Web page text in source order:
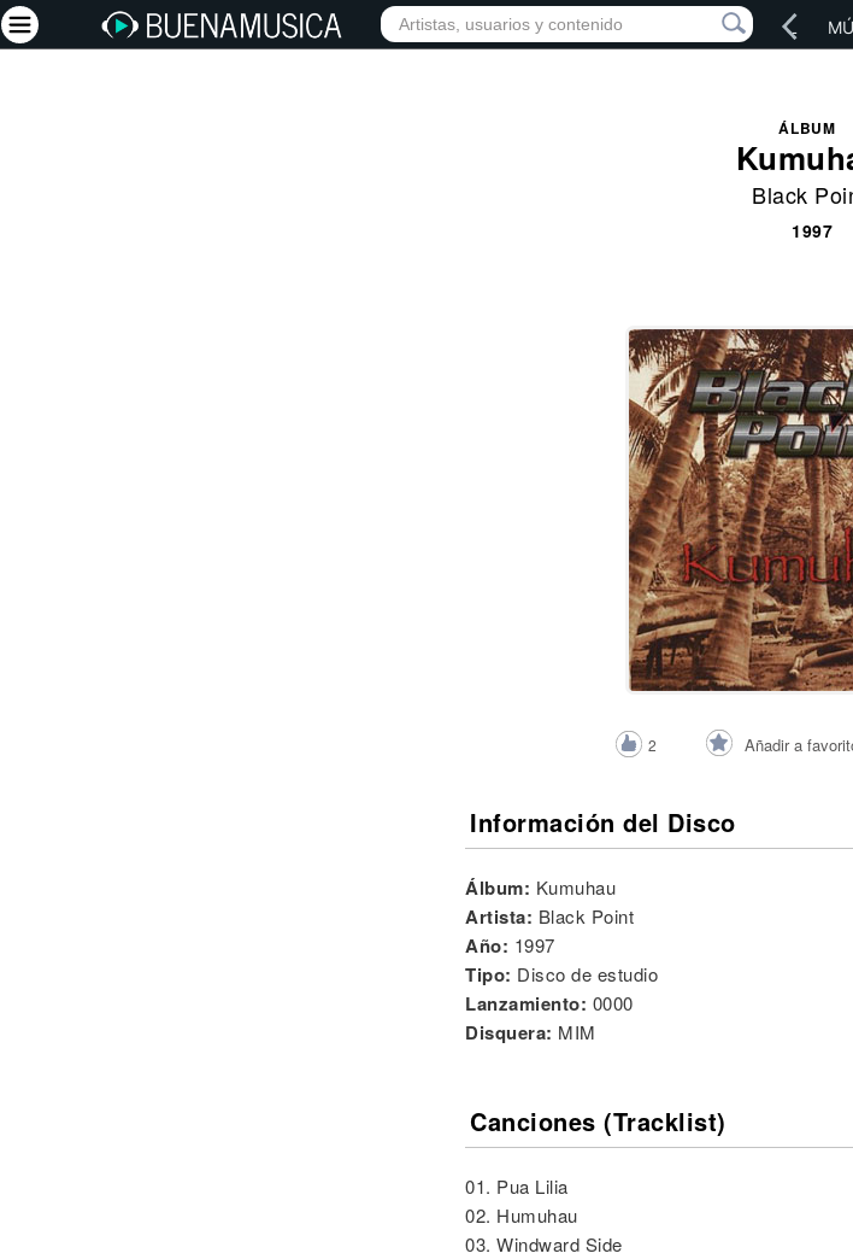
INICIO ARTISTAS RED SOCIAL
ÁLBUM
Black
1997
2 Añadir a
Información del Disco
Álbum: Kumuhau
Artista: Black Point
Año: 1997
Tipo: Disco de estudio
Lanzamiento: 0000
Disquera: MIM
Canciones (Tracklist)
01. Pua Lilia
02. Humuhau
03. Windward Side